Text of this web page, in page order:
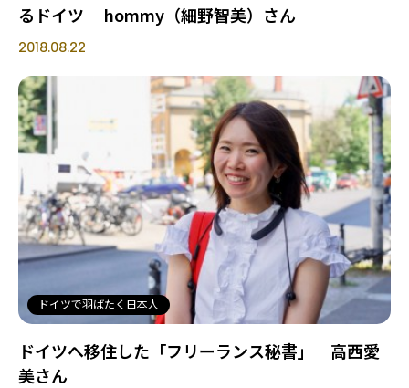
るドイツ hommy（細野智美）さん
2018.08.22
ドイツで羽ばたく日本人
ドイツへ移住した「フリーランス秘書」 高西愛
美さん